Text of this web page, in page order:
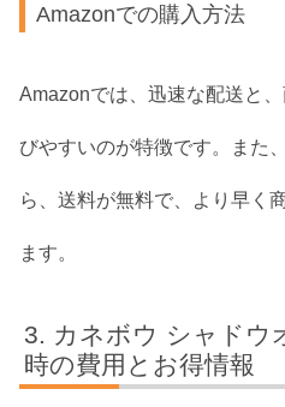
Amazonでの購入方法
Amazonでは、迅速な配送と
びやすいのが特徴です。また
ら、送料が無料で、より早く
ます。
カネボウ シャドウ
時の費用とお得情報